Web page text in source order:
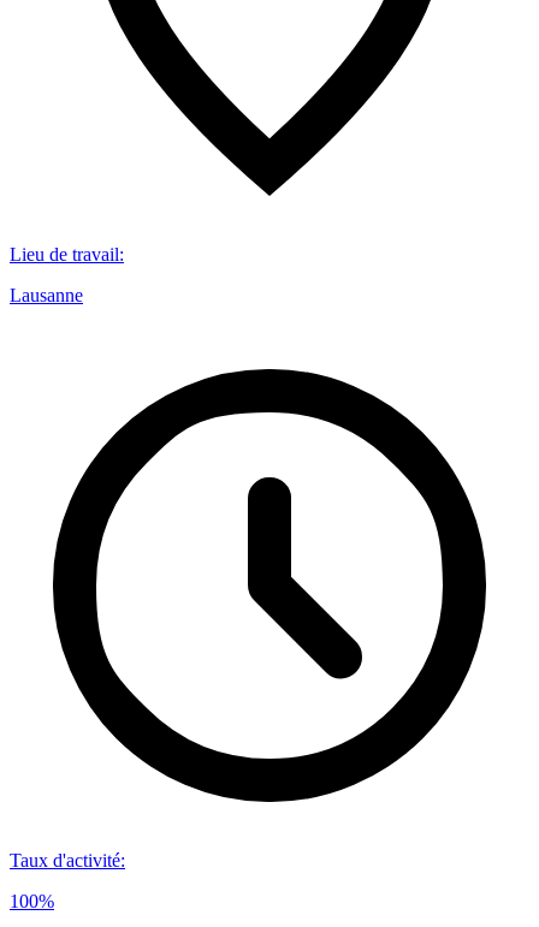
Lieu de travail:
Lausanne
Taux d'activité:
100%